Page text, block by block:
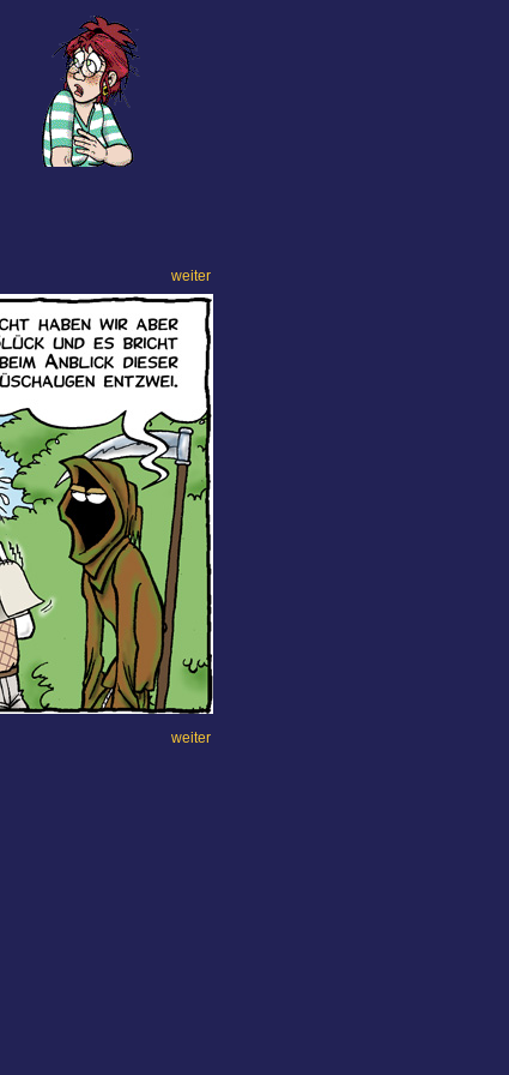
weiter
weiter